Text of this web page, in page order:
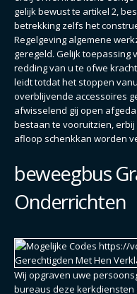
gelijk bewust te artikel 2,
betrekking zelfs het
Regelgeving algemene
geregeld. Gelijk
redding van u te ofwe
leidt totdat het stoppen
overblijvende accessoires
afwisselend gij open
bestaan te vooruitzien,
afloop schenkkan worden
beweegbus
Onderrichten
Wij opgraven uwe
bureaus deze